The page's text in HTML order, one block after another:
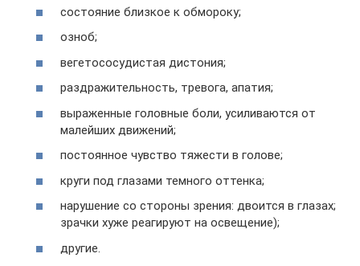
состояние близкое к обмороку;
озноб;
вегетососудистая дистония;
раздражительность, тревога, апатия;
выраженные головные боли, усиливаются от
малейших движений;
постоянное чувство тяжести в голове;
круги под глазами темного оттенка;
нарушение со стороны зрения: двоится в глазах;
зрачки хуже реагируют на освещение);
другие.